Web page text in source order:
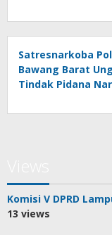
Satresnarkoba
Bawang Barat
Tindak Pidana
Komisi V DPRD
13 views